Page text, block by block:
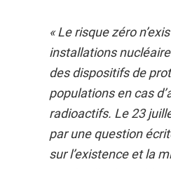
«Le risque zéro
installations
des dispositifs de
populations en cas
radioactifs. Le 23
par une question
sur l’existence et la